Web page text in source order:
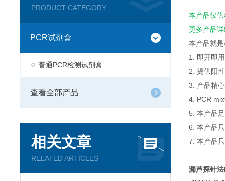
PRODUCT CATEGORY
PCR试剂盒
普通PCR检测试剂盒
查看全部产品
相关文章
RELATED ARTICLES
本产品仅
更多产品
本产品就
1. 即开即
2. 提供阳
3. 产品精
4. PCR
5. 本产品
6. 本产品
7. 本产品
漏芦探针